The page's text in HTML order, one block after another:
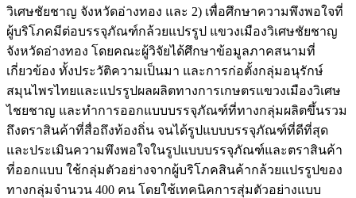
วิเศษชัยชาญ จังหวัดอ่างทอง และ 2) เพื่อศึกษาความพึงพอใจที่
ผู้บริโภคมีต่อบรรจุภัณฑ์กล้วยแปรรูป แขวงเมืองวิเศษชัยชาญ
จังหวัดอ่างทอง โดยคณะผู้วิจัยได้ศึกษาข้อมูลภาคสนามที่
เกี่ยวข้อง ทั้งประวัติความเป็นมา และการก่อตั้งกลุ่มอนุรักษ์
สมุนไพรไทยและแปรรูปผลผลิตทางการเกษตรแขวงเมืองวิเศษ
ไชยชาญ และทำการออกแบบบรรจุภัณฑ์ที่ทางกลุ่มผลิตขึ้นรวม
ถึงตราสินค้าที่สื่อถึงท้องถิ่น จนได้รูปแบบบรรจุภัณฑ์ที่ดีที่สุด
และประเมินความพึงพอใจในรูปแบบบรรจุภัณฑ์และตราสินค้า
ที่ออกแบบ ใช้กลุ่มตัวอย่างจากผู้บริโภคสินค้ากล้วยแปรรูปของ
ทางกลุ่มจำนวน 400 คน โดยใช้เทคนิคการสุ่มตัวอย่างแบบ